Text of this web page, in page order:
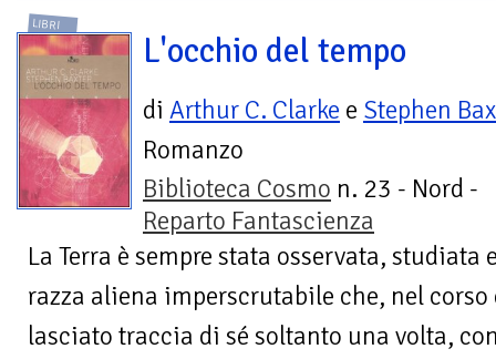
LIBRI
L'occhio del tempo
di Arthur C. Clarke e Stephen
Romanzo
Biblioteca Cosmo n. 23 - Nord -
Reparto Fantascienza
La Terra è sempre stata osservata,
razza aliena imperscrutabile che, nel
lasciato traccia di sé soltanto una volta,